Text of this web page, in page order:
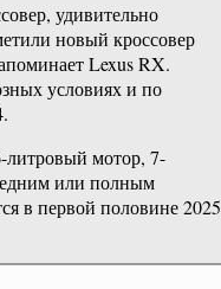
удивительно
новый кроссовер
Lexus RX.
условиях и по
литровый мотор, 7-
или полным
в первой половине 2025